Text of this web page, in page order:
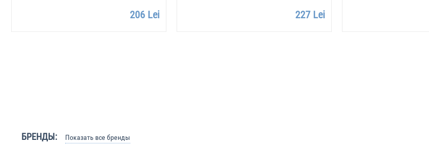
206 Lei 227 Lei
БРЕНДЫ: Показать все бренды